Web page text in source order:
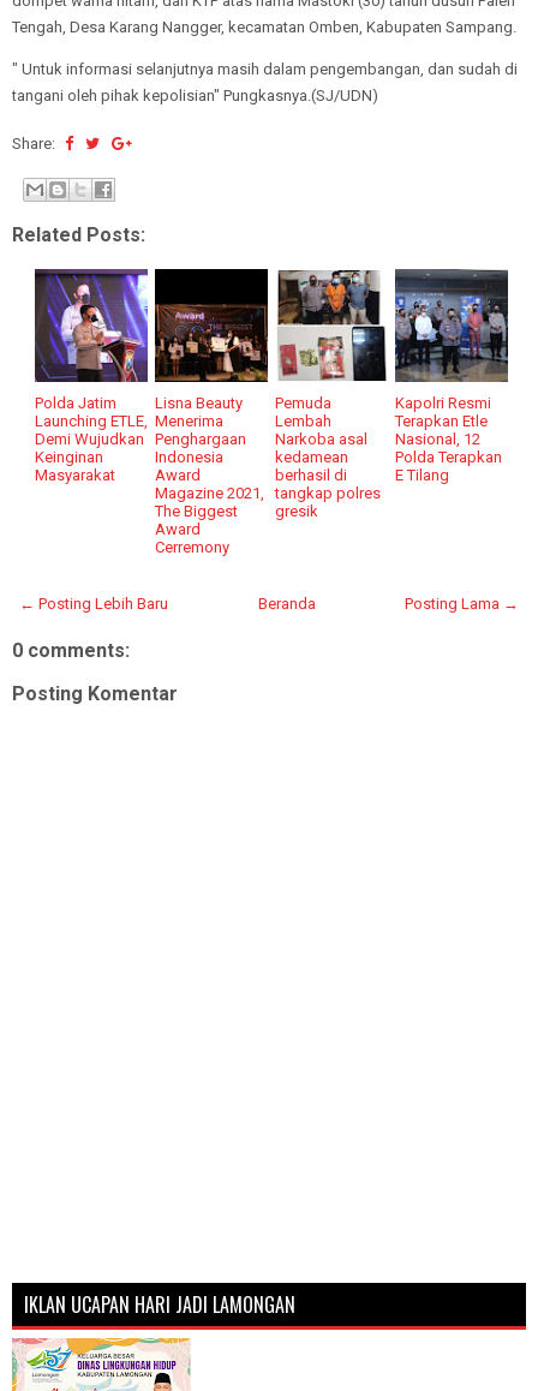
Tengah, Desa Karang Nangger, kecamatan Omben, Kabupaten Sampang.
" Untuk informasi selanjutnya masih dalam pengembangan, dan sudah di
tangani oleh pihak kepolisian" Pungkasnya.(SJ/UDN)
Share:
Related Posts:
Polda Jatim
Launching ETLE,
Demi Wujudkan
Keinginan
Masyarakat
Lisna Beauty
Menerima
Penghargaan
Indonesia
Award
Magazine 2021,
The Biggest
Award
Cerremony
Pemuda
Lembah
Narkoba asal
kedamean
berhasil di
tangkap polres
gresik
Kapolri Resmi
Terapkan Etle
Nasional, 12
Polda Terapkan
E Tilang
← Posting Lebih Baru Posting Lama →
Beranda
0 comments:
Posting Komentar
IKLAN UCAPAN HARI JADI LAMONGAN